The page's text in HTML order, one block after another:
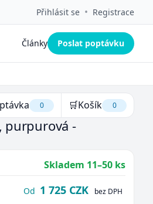
Přihlásit se • Registrace
Články Poslat poptávku
0 🛒Košík 0
purpurová -
Skladem 11–50 ks
Od 1 725 CZK bez DPH